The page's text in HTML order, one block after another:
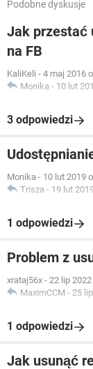
Podobne dyskusje
Jak przestać
na FB
KaliKeli - 4 maj 2016
Monika - 10 lut
3 odpowiedzi
Monika - 10 lut 2019
Trisza - 19 lut
1 odpowiedzi
Problem z
xrataj56x - 22 lip
MaximCCM - 25
1 odpowiedzi
Jak usunąć